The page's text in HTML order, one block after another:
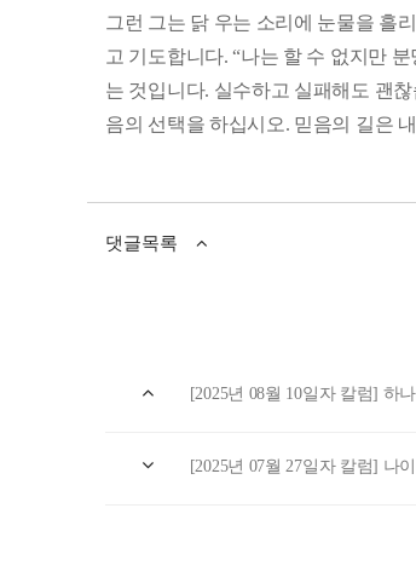
그런 그는 닭 우는 소리에 눈물을 흘
고 기도합니다. “나는 할 수 없지만
는 것입니다. 실수하고 실패해도 괜
음의 선택을 하십시오. 믿음의 길은
댓글목록
[2025년 08월 10일자 칼럼] 하
[2025년 07월 27일자 칼럼] 나